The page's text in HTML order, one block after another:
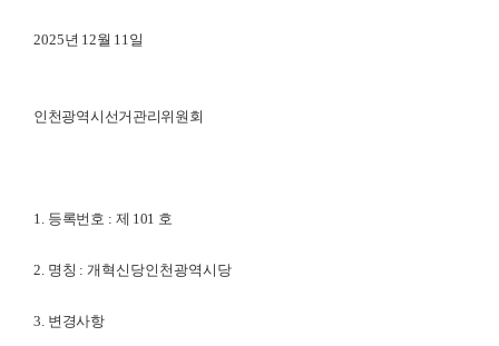
2025년 12월 11일
인천광역시선거관리위원회
1. 등록번호 : 제 101 호
2. 명칭 : 개혁신당인천광역시당
3. 변경사항